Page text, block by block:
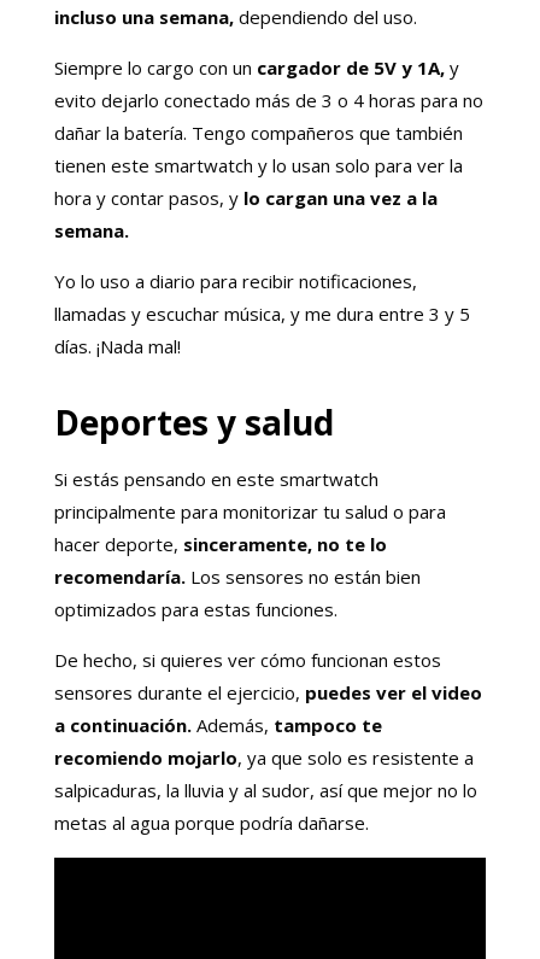
incluso una semana,dependiendo del uso.
Siempre lo cargo con un cargador de 5V y 1A,y
evito dejarlo conectado más de 3 o 4 horas para no
dañar la batería. Tengo compañeros que también
tienen este smartwatch y lo usan solo para ver la
hora y contar pasos, y lo cargan una vez a la
semana.
Yo lo uso a diario para recibir notificaciones,
llamadas y escuchar música, y me dura entre 3 y 5
días. ¡Nada mal!
Deportes y salud
Si estás pensando en este smartwatch
principalmente para monitorizar tu salud o para
hacer deporte, sinceramente, no te lo
recomendaría.Los sensores no están bien
optimizados para estas funciones.
De hecho, si quieres ver cómo funcionan estos
sensores durante el ejercicio, puedes ver el video
a continuación.Además, tampoco te
recomiendo mojarlo, ya que solo es resistente a
salpicaduras, la lluvia y al sudor, así que mejor no lo
metas al agua porque podría dañarse.